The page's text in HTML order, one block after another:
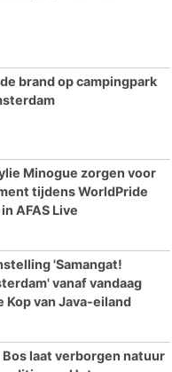
brand op campingpark
Minogue zorgen voor
tijdens WorldPride
AFAS Live
'Samangat!
vanaf vandaag
Kop van Java-eiland
laat verborgen natuur